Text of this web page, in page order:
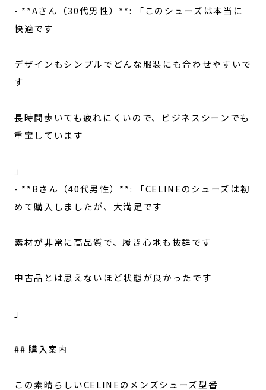
- **Aさん（30代男性）**: 「このシューズは本当に
快適です
デザインもシンプルでどんな服装にも合わせやすいで
す
長時間歩いても疲れにくいので、ビジネスシーンでも
重宝しています
」
- **Bさん（40代男性）**: 「CELINEのシューズは初
めて購入しましたが、大満足です
素材が非常に高品質で、履き心地も抜群です
中古品とは思えないほど状態が良かったです
」
## 購入案内
この素晴らしいCELINEのメンズシューズ型番